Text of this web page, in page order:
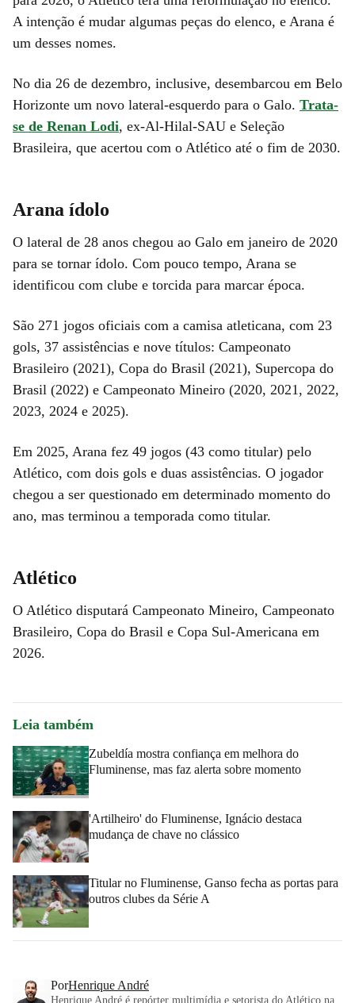
A intenção é mudar algumas peças do elenco, e Arana é
um desses nomes.
No dia 26 de dezembro, inclusive, desembarcou em Belo
Horizonte um novo lateral-esquerdo para o Galo. Trata-
se de Renan Lodi, ex-Al-Hilal-SAU e Seleção
Brasileira, que acertou com o Atlético até o fim de 2030.
Arana ídolo
O lateral de 28 anos chegou ao Galo em janeiro de 2020
para se tornar ídolo. Com pouco tempo, Arana se
identificou com clube e torcida para marcar época.
São 271 jogos oficiais com a camisa atleticana, com 23
gols, 37 assistências e nove títulos: Campeonato
Brasileiro (2021), Copa do Brasil (2021), Supercopa do
Brasil (2022) e Campeonato Mineiro (2020, 2021, 2022,
2023, 2024 e 2025).
Em 2025, Arana fez 49 jogos (43 como titular) pelo
Atlético, com dois gols e duas assistências. O jogador
chegou a ser questionado em determinado momento do
ano, mas terminou a temporada como titular.
Atlético
O Atlético disputará Campeonato Mineiro, Campeonato
Brasileiro, Copa do Brasil e Copa Sul-Americana em
2026.
Leia também
Zubeldía mostra confiança em melhora do
Fluminense, mas faz alerta sobre momento
'Artilheiro' do Fluminense, Ignácio destaca
mudança de chave no clássico
Titular no Fluminense, Ganso fecha as portas para
outros clubes da Série A
PorHenrique André
Henrique André é repórter multimídia e setorista do Atlético na